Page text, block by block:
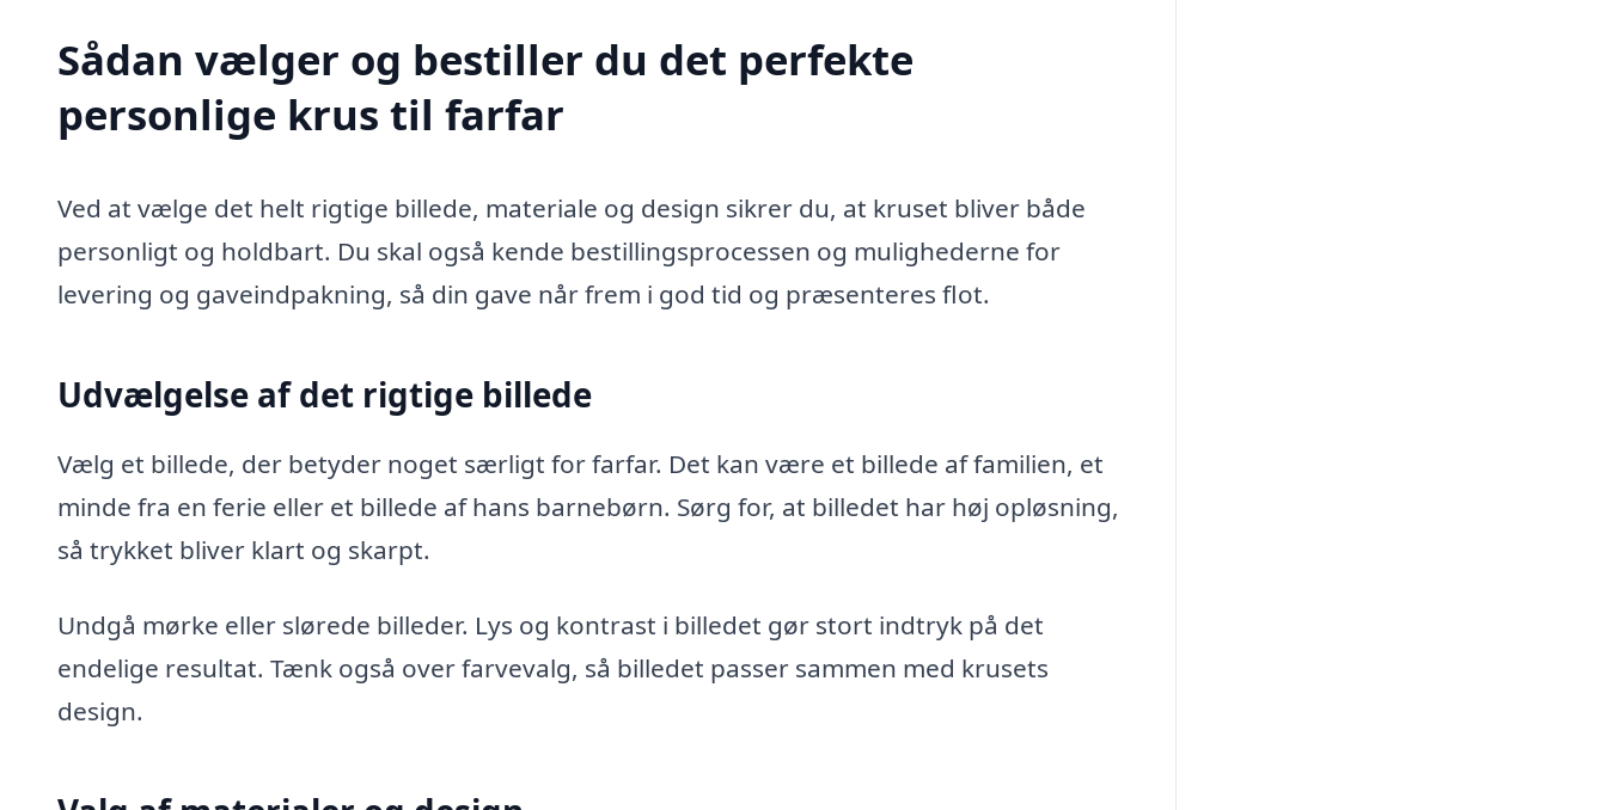
Sådan vælger og bestiller du det perfekte
personlige krus til farfar
Ved at vælge det helt rigtige billede, materiale og design sikrer du, at kruset bliver både
personligt og holdbart. Du skal også kende bestillingsprocessen og mulighederne for
levering og gaveindpakning, så din gave når frem i god tid og præsenteres flot.
Udvælgelse af det rigtige billede
Vælg et billede, der betyder noget særligt for farfar. Det kan være et billede af familien, et
minde fra en ferie eller et billede af hans barnebørn. Sørg for, at billedet har høj opløsning,
så trykket bliver klart og skarpt.
Undgå mørke eller slørede billeder. Lys og kontrast i billedet gør stort indtryk på det
endelige resultat. Tænk også over farvevalg, så billedet passer sammen med krusets
design.